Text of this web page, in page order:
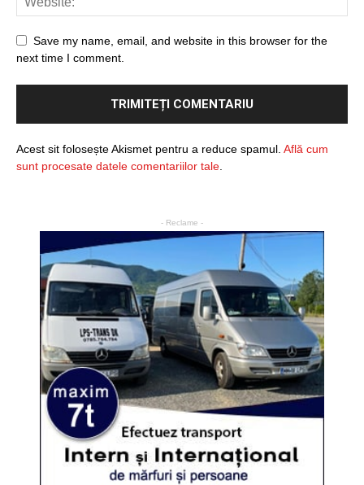
Save my name, email, and website in this browser for the
next time I comment.
Acest sit folosește Akismet pentru a reduce spamul. Află cum
sunt procesate datele comentariilor tale
- Reclame -